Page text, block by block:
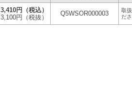
3,410円
（税込）
3,100円
（税抜）
Q5WSOR000003
取
だ